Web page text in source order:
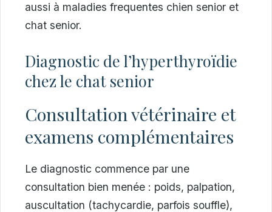
aussi à maladies frequentes chien senior et
chat senior.
Diagnostic de l’hyperthyroïdie
chez le chat senior
Consultation vétérinaire et
examens complémentaires
Le diagnostic commence par une
consultation bien menée : poids, palpation,
auscultation (tachycardie, parfois souffle),